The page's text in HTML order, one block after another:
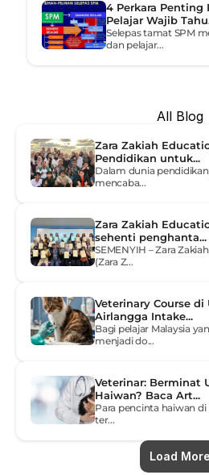
4 Perkara Penting
Pelajar Wajib
Selepas tamat SPM
dan pelajar...
All Blog
Zara Zakiah
Pendidikan untuk...
Dalam dunia
mencaba...
Zara Zakiah
sehenti penghanta...
SEMENYIH – Zara
(Zara Z...
Veterinary Course di
Airlangga Intake...
Bagi pelajar Malaysia
menjadi do...
Veterinar: Berminat
Haiwan? Baca Art...
Para pencinta haiwan
ter...
Load More